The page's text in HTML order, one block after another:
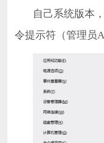
自己系统版本
令提示符（管理员A